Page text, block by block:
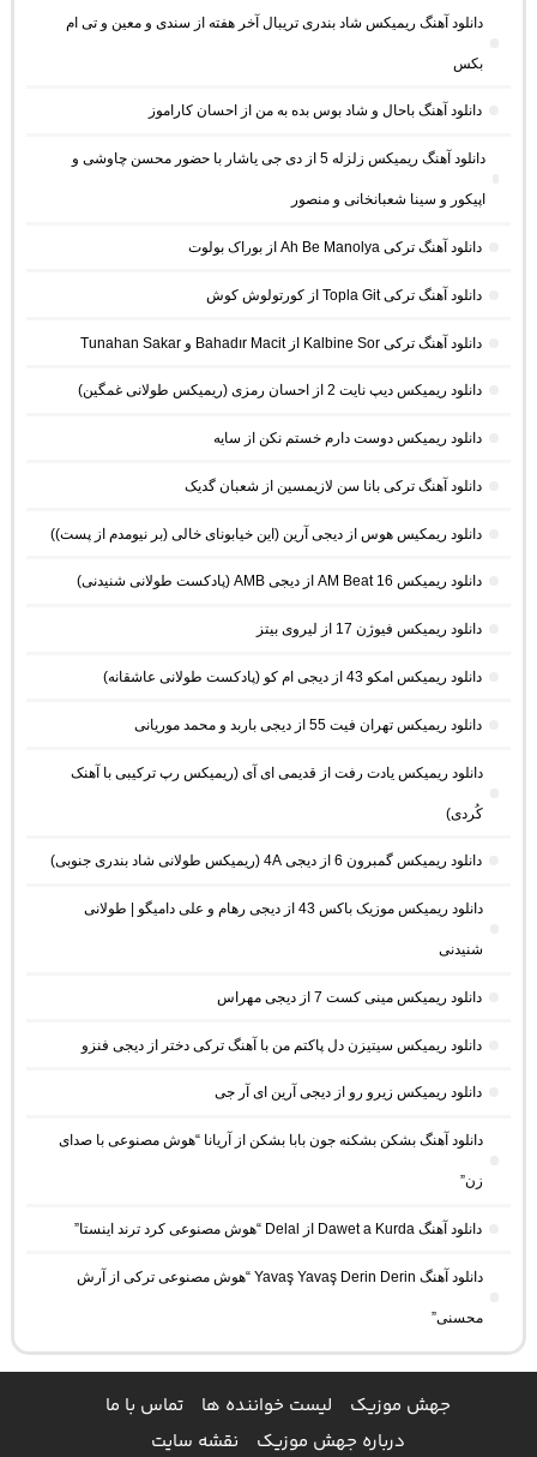
دانلود آهنگ ریمیکس شاد بندری تریبال آخر هفته از سندی و معین و تی ام
بکس
دانلود آهنگ باحال و شاد بوس بده به من از احسان کاراموز
دانلود آهنگ ریمیکس زلزله 5 از دی جی یاشار با حضور محسن چاوشی و
اپیکور و سینا شعبانخانی و منصور
دانلود آهنگ ترکی Ah Be Manolya از بوراک بولوت
دانلود آهنگ ترکی Topla Git از کورتولوش کوش
دانلود آهنگ ترکی Kalbine Sor از Bahadır Macit و Tunahan Sakar
دانلود ریمیکس دیپ نایت 2 از احسان رمزی (ریمیکس طولانی غمگین)
دانلود ریمیکس دوست دارم خستم نکن از سایه
دانلود آهنگ ترکی بانا سن لازیمسین از شعبان گدیک
دانلود ریمکیس هوس از دیجی آرین (این خیابونای خالی (بر نیومدم از پست))
دانلود ریمیکس AM Beat 16 از دیجی AMB (پادکست طولانی شنیدنی)
دانلود ریمیکس فیوژن 17 از لیروی بیتز
دانلود ریمیکس امکو 43 از دیجی ام کو (پادکست طولانی عاشقانه)
دانلود ریمیکس تهران فیت 55 از دیجی باربد و محمد موریانی
دانلود ریمیکس یادت رفت از قدیمی ای آی (ریمیکس رپ ترکیبی با آهنک
کُردی)
دانلود ریمیکس گمبرون 6 از دیجی 4A (ریمیکس طولانی شاد بندری جنوبی)
دانلود ریمیکس موزیک باکس 43 از دیجی رهام و علی دامیگو | طولانی
شنیدنی
دانلود ریمیکس مینی کست 7 از دیجی مهراس
دانلود ریمیکس سیتیزن دل پاکتم من با آهنگ ترکی دختر از دیجی فنزو
دانلود ریمیکس زیرو رو از دیجی آرین ای آر جی
دانلود آهنگ بشکن بشکنه جون بابا بشکن از آریانا “هوش مصنوعی با صدای
زن”
دانلود آهنگ Dawet a Kurda از Delal “هوش مصنوعی کرد ترند اینستا”
دانلود آهنگ Yavaş Yavaş Derin Derin “هوش مصنوعی ترکی از آرش
محسنی”
جهش موزیک لیست خواننده ها
تماس با ما
درباره جهش موزیک
نقشه سایت